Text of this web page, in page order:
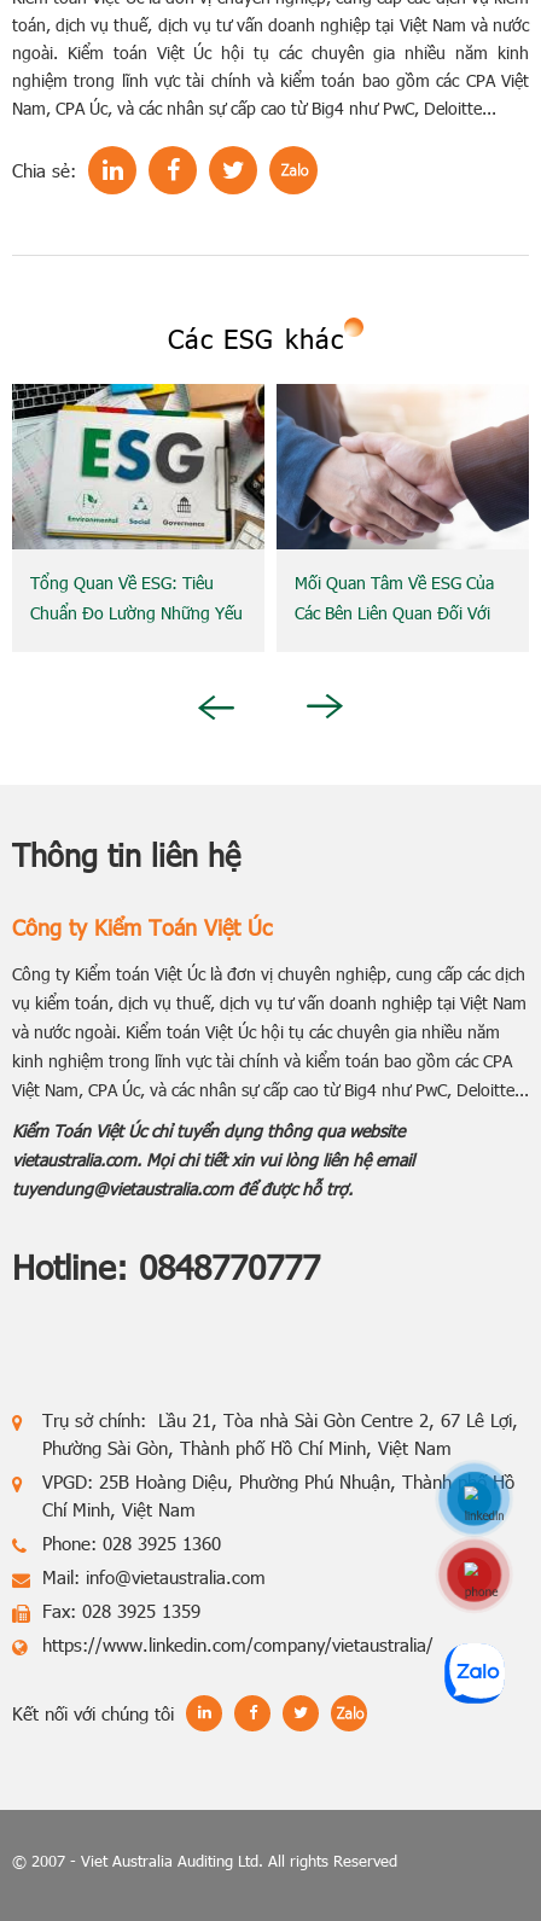
toán, dịch vụ thuế, dịch vụ tư vấn doanh nghiệp tại Việt Nam và nước
ngoài. Kiểm toán Việt Úc hội tụ các chuyên gia nhiều năm kinh
nghiệm trong lĩnh vực tài chính và kiểm toán bao gồm các CPA Việt
Nam, CPA Úc, và các nhân sự cấp cao từ Big4 như PwC, Deloitte...
Chia sẻ:
Các ESG khác
Previous
Tổng Quan Về ESG: Tiêu
Chuẩn Đo Lường Những Yếu
Mối Quan Tâm Về ESG Của
Các Bên Liên Quan Đối Với
Next
Thông tin liên hệ
Công ty Kiểm Toán Việt Úc
Công ty Kiểm toán Việt Úc là đơn vị chuyên nghiệp, cung cấp các dịch
vụ kiểm toán, dịch vụ thuế, dịch vụ tư vấn doanh nghiệp tại Việt Nam
và nước ngoài. Kiểm toán Việt Úc hội tụ các chuyên gia nhiều năm
kinh nghiệm trong lĩnh vực tài chính và kiểm toán bao gồm các CPA
Việt Nam, CPA Úc, và các nhân sự cấp cao từ Big4 như PwC, Deloitte...
Kiểm Toán Việt Úc chỉ tuyển dụng thông qua website
vietaustralia.com. Mọi chi tiết xin vui lòng liên hệ email
tuyendung@vietaustralia.com để được hỗ trợ.
Hotline: 0848770777
Trụ sở chính: Lầu 21, Tòa nhà Sài Gòn Centre 2, 67 Lê Lợi,
Phường Sài Gòn, Thành phố Hồ Chí Minh, Việt Nam
VPGD: 25B Hoàng Diệu, Phường Phú Nhuận, Thành phố Hồ
Chí Minh, Việt Nam
Phone: 028 3925 1360
Mail: info@vietaustralia.com
Fax: 028 3925 1359
https://www.linkedin.com/company/vietaustralia/
Kết nối với chúng tôi
© 2007 - Viet Australia Auditing Ltd. All rights Reserved
Hotline: